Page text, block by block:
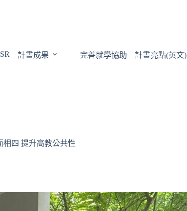
計畫成果 完善就學協助 計畫亮點(英文)
相四 提升高教公共性